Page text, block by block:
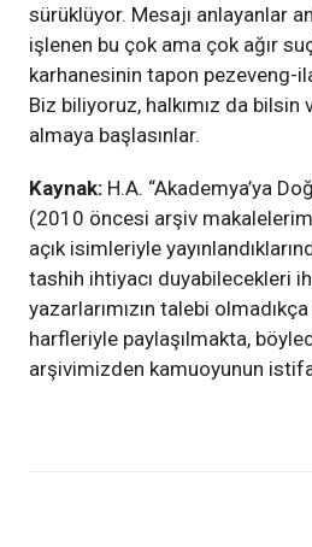
sürüklüyor. Mesajı anlayanlar
işlenen bu çok ama çok ağır
karhanesinin tapon pezeveng-
Biz biliyoruz, halkımız da
almaya başlasınlar.
Kaynak: H.A. “Akademya’ya
(2010 öncesi arşiv
açık isimleriyle
tashih ihtiyacı duyabilecekleri
yazarlarımızın talebi
harfleriyle paylaşılmakta,
arşivimizden kamuoyunun